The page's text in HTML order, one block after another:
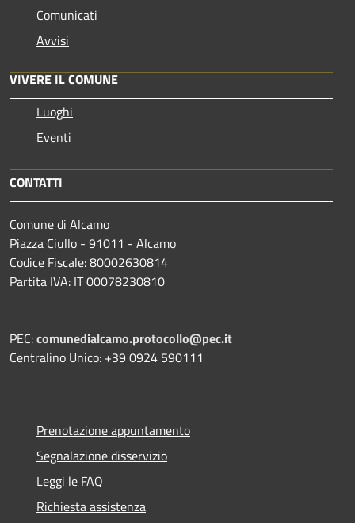
Comunicati
Avvisi
VIVERE IL COMUNE
Luoghi
Eventi
CONTATTI
Comune di Alcamo
Piazza Ciullo - 91011 - Alcamo
Codice Fiscale: 80002630814
Partita IVA: IT 00078230810
PEC:comunedialcamo.protocollo@pec.it
Centralino Unico: +39 0924 590111
Prenotazione appuntamento
Segnalazione disservizio
Leggi le FAQ
Richiesta assistenza